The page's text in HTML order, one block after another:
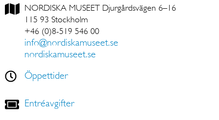
NORDISKA MUSEETDjurgårdsvägen 6–16
115 93 Stockholm
+46 (0)8-519 546 00
info@nordiskamuseet.se
nordiskamuseet.se
Öppettider
Entréavgifter